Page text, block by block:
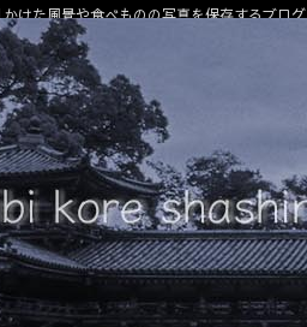
けた風景や食べものの写真を保存するブログ